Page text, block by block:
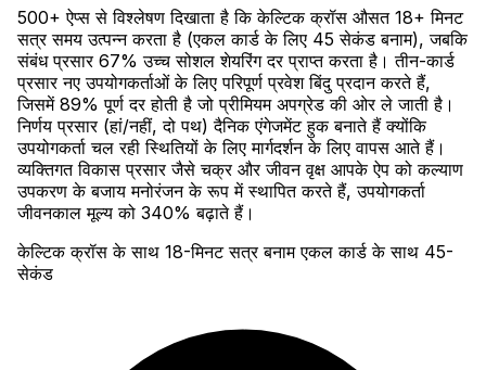
500+ ऐप्स से विश्लेषण दिखाता है कि केल्टिक क्रॉस औसत 18+ मिनट
सत्र समय उत्पन्न करता है (एकल कार्ड के लिए 45 सेकंड बनाम), जबकि
संबंध प्रसार 67% उच्च सोशल शेयरिंग दर प्राप्त करता है। तीन-कार्ड
प्रसार नए उपयोगकर्ताओं के लिए परिपूर्ण प्रवेश बिंदु प्रदान करते हैं,
जिसमें 89% पूर्ण दर होती है जो प्रीमियम अपग्रेड की ओर ले जाती है।
निर्णय प्रसार (हां/नहीं, दो पथ) दैनिक एंगेजमेंट हुक बनाते हैं क्योंकि
उपयोगकर्ता चल रही स्थितियों के लिए मार्गदर्शन के लिए वापस आते हैं।
व्यक्तिगत विकास प्रसार जैसे चक्र और जीवन वृक्ष आपके ऐप को कल्याण
उपकरण के बजाय मनोरंजन के रूप में स्थापित करते हैं, उपयोगकर्ता
जीवनकाल मूल्य को 340% बढ़ाते हैं।
केल्टिक क्रॉस के साथ 18-मिनट सत्र बनाम एकल कार्ड के साथ 45-
सेकंड